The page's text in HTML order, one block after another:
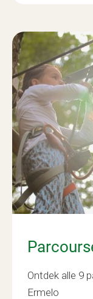
Ontdek alle 9
Ermelo